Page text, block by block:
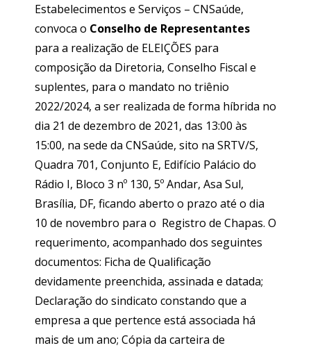
Estabelecimentos e Serviços – CNSaúde,
convoca o Conselho de Representantes
para a realização de ELEIÇÕES para
composição da Diretoria, Conselho Fiscal e
suplentes, para o mandato no triênio
2022/2024, a ser realizada de forma híbrida no
dia 21 de dezembro de 2021, das 13:00 às
15:00, na sede da CNSaúde, sito na SRTV/S,
Quadra 701, Conjunto E, Edifício Palácio do
Rádio I, Bloco 3 nº 130, 5º Andar, Asa Sul,
Brasília, DF, ficando aberto o prazo até o dia
10 de novembro para o Registro de Chapas. O
requerimento, acompanhado dos seguintes
documentos: Ficha de Qualificação
devidamente preenchida, assinada e datada;
Declaração do sindicato constando que a
empresa a que pertence está associada há
mais de um ano; Cópia da carteira de